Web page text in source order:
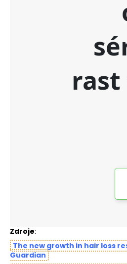
Zdroje:
The new growth in hair loss
Guardian